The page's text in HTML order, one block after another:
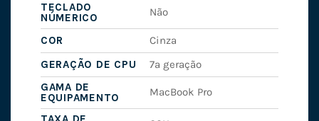
TECLADO
NÚMERICO
Não
COR
Cinza
GERAÇÃO DE CPU
7ª geração
GAMA DE
EQUIPAMENTO
MacBook Pro